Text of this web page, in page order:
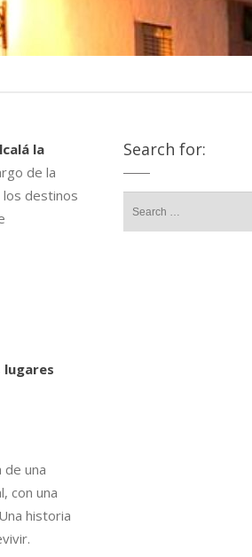
la
de la
los destinos
lugares
una
con una
historia
Search for: